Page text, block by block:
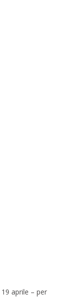
aprile – per